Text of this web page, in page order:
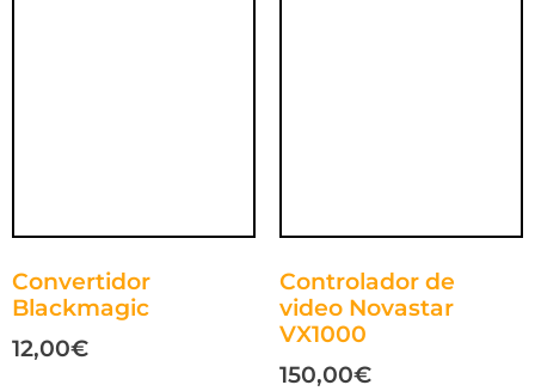
Convertidor
Blackmagic
12,00€
Controlador de
video Novastar
VX1000
150,00€